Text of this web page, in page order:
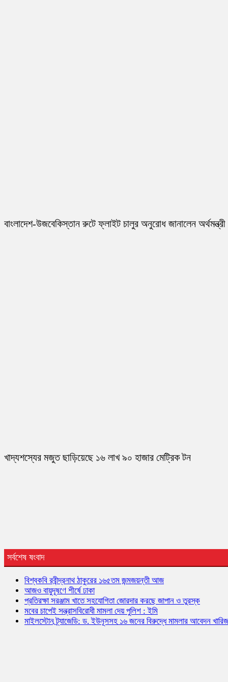
বাংলাদেশ-উজবেকিস্তান রুটে ফ্লাইট চালুর অনুরোধ জানালেন অর্থমন্ত্রী
খাদ্যশস্যের মজুত ছাড়িয়েছে ১৬ লাখ ৯০ হাজার মেট্রিক টন
সর্বশেষ ষংবাদ
বিশ্বকবি রবীন্দ্রনাথ ঠাকুরের ১৬৫তম জন্মজয়ন্তী আজ
আজও বায়ুদূষণে শীর্ষে ঢাকা
প্রতিরক্ষা সরঞ্জাম খাতে সহযোগিতা জোরদার করছে জাপান ও তুরস্ক
মবের চাপেই সন্ত্রাসবিরোধী মামলা দেয় পুলিশ : ইমি
মাইলস্টোন ট্র্যাজেডি: ড. ইউনূসসহ ১৬ জনের বিরুদ্ধে মামলার আবেদন খারিজ